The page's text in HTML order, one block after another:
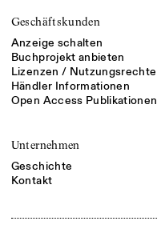
Geschäftskunden
Anzeige schalten
Buchprojekt anbieten
Lizenzen / Nutzungsrechte
Händler Informationen
Open Access Publikationen
Unternehmen
Geschichte
Kontakt